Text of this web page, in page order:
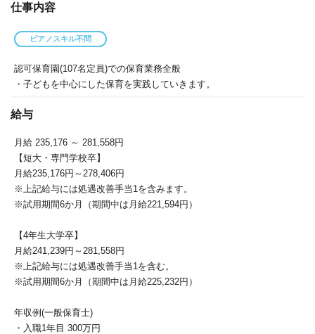
仕事内容
ピアノスキル不問
認可保育園(107名定員)での保育業務全般
・子どもを中心にした保育を実践していきます。
給与
月給 235,176 ～ 281,558円
【短大・専門学校卒】
月給235,176円～278,406円
※上記給与には処遇改善手当1を含みます。
※試用期間6か月（期間中は月給221,594円）
【4年生大学卒】
月給241,239円～281,558円
※上記給与には処遇改善手当1を含む。
※試用期間6か月（期間中は月給225,232円）
年収例(一般保育士)
・入職1年目 300万円